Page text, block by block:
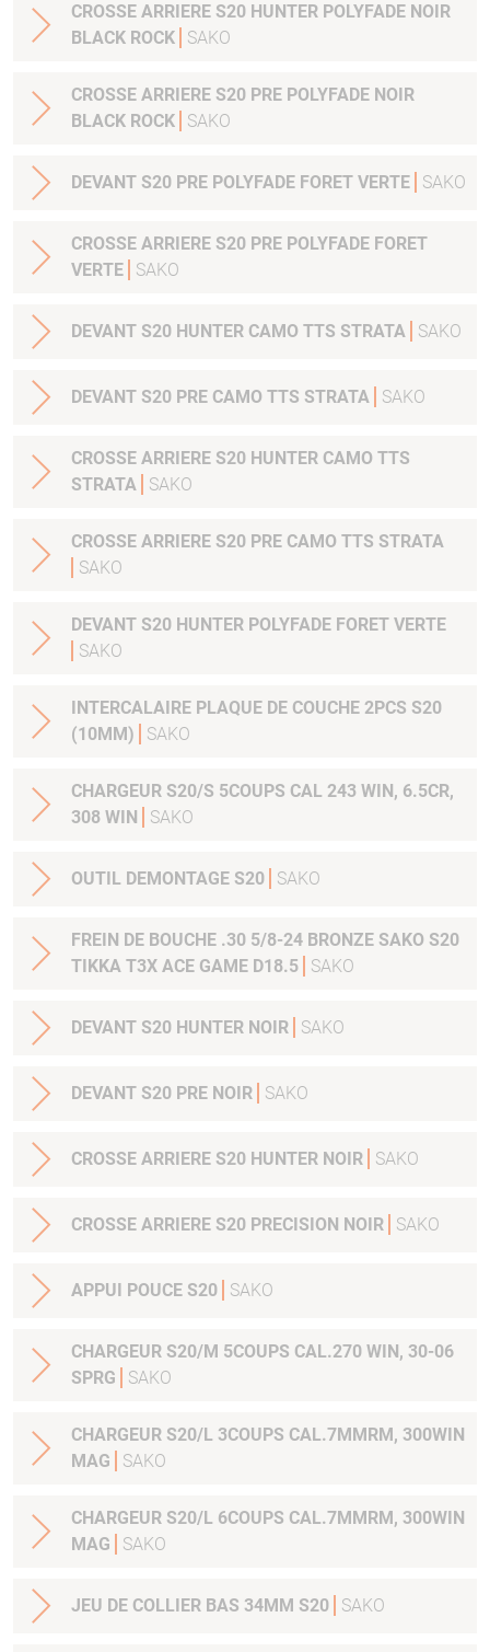
CROSSE ARRIERE S20 HUNTER POLYFADE NOIR
BLACK ROCK
SAKO
CROSSE ARRIERE S20 PRE POLYFADE NOIR
BLACK ROCK
SAKO
DEVANT S20 PRE POLYFADE FORET VERTE SAKO
CROSSE ARRIERE S20 PRE POLYFADE FORET
VERTE
SAKO
DEVANT S20 HUNTER CAMO TTS STRATA SAKO
DEVANT S20 PRE CAMO TTS STRATA SAKO
CROSSE ARRIERE S20 HUNTER CAMO TTS
STRATA
SAKO
CROSSE ARRIERE S20 PRE CAMO TTS STRATA
SAKO
DEVANT S20 HUNTER POLYFADE FORET VERTE
SAKO
INTERCALAIRE PLAQUE DE COUCHE 2PCS S20
(10MM)
SAKO
CHARGEUR S20/S 5COUPS CAL 243 WIN, 6.5CR,
308 WIN
SAKO
OUTIL DEMONTAGE S20 SAKO
FREIN DE BOUCHE .30 5/8-24 BRONZE SAKO S20
TIKKA T3X ACE GAME D18.5
SAKO
DEVANT S20 HUNTER NOIR SAKO
DEVANT S20 PRE NOIR SAKO
CROSSE ARRIERE S20 HUNTER NOIR SAKO
CROSSE ARRIERE S20 PRECISION NOIR SAKO
APPUI POUCE S20 SAKO
CHARGEUR S20/M 5COUPS CAL.270 WIN, 30-06
SPRG
SAKO
CHARGEUR S20/L 3COUPS CAL.7MMRM, 300WIN
MAG
SAKO
CHARGEUR S20/L 6COUPS CAL.7MMRM, 300WIN
MAG
SAKO
JEU DE COLLIER BAS 34MM S20 SAKO